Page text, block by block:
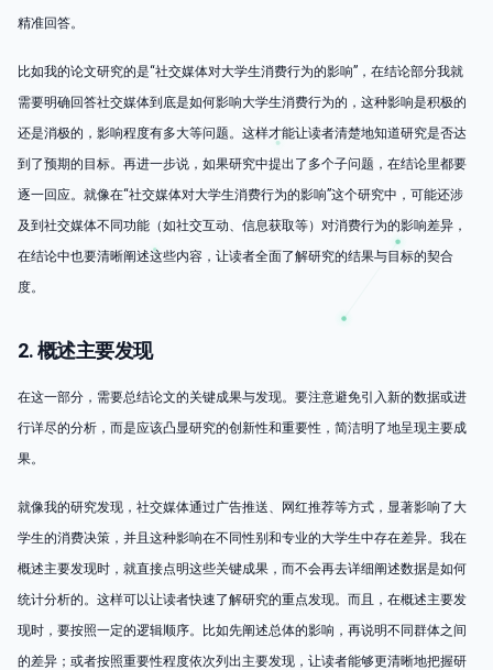
精准回答。
比如我的论文研究的是“社交媒体对大学生消费行为的影响”，在结论部分我就
需要明确回答社交媒体到底是如何影响大学生消费行为的，这种影响是积极的
还是消极的，影响程度有多大等问题。这样才能让读者清楚地知道研究是否达
到了预期的目标。再进一步说，如果研究中提出了多个子问题，在结论里都要
逐一回应。就像在“社交媒体对大学生消费行为的影响”这个研究中，可能还涉
及到社交媒体不同功能（如社交互动、信息获取等）对消费行为的影响差异，
在结论中也要清晰阐述这些内容，让读者全面了解研究的结果与目标的契合
度。
2. 概述主要发现
在这一部分，需要总结论文的关键成果与发现。要注意避免引入新的数据或进
行详尽的分析，而是应该凸显研究的创新性和重要性，简洁明了地呈现主要成
果。
就像我的研究发现，社交媒体通过广告推送、网红推荐等方式，显著影响了大
学生的消费决策，并且这种影响在不同性别和专业的大学生中存在差异。我在
概述主要发现时，就直接点明这些关键成果，而不会再去详细阐述数据是如何
统计分析的。这样可以让读者快速了解研究的重点发现。而且，在概述主要发
现时，要按照一定的逻辑顺序。比如先阐述总体的影响，再说明不同群体之间
的差异；或者按照重要性程度依次列出主要发现，让读者能够更清晰地把握研